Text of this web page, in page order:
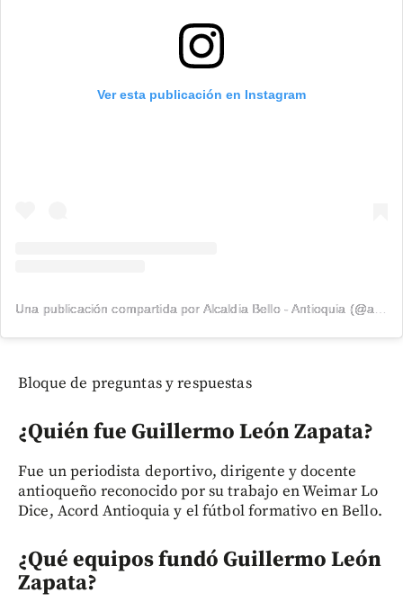
Ver esta publicación en Instagram
Bloque de preguntas y respuestas
¿Quién fue Guillermo León Zapata?
Fue un periodista deportivo, dirigente y docente
antioqueño reconocido por su trabajo en Weimar Lo
Dice, Acord Antioquia y el fútbol formativo en Bello.
¿Qué equipos fundó Guillermo León
Zapata?